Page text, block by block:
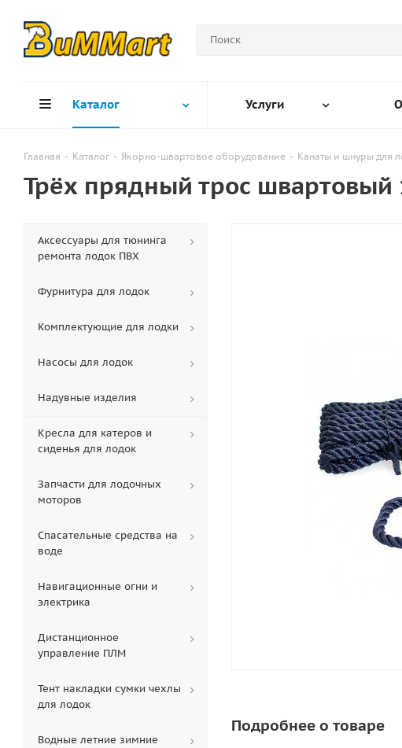
Каталог Услуги
Главная - Каталог - Якорно-швартовое оборудование - Канаты и шнуры для
Трёх прядный трос
Подробнее о товаре
Аксессуары для тюнинга
ремонта лодок ПВХ
Фурнитура для лодок
Комплектующие для лодки
Насосы для лодок
Надувные изделия
Кресла для катеров и
сиденья для лодок
Запчасти для лодочных
моторов
Спасательные средства на
воде
Навигационные огни и
электрика
Дистанционное
управление ПЛМ
Тент накладки сумки чехлы
для лодок
Водные летние зимние